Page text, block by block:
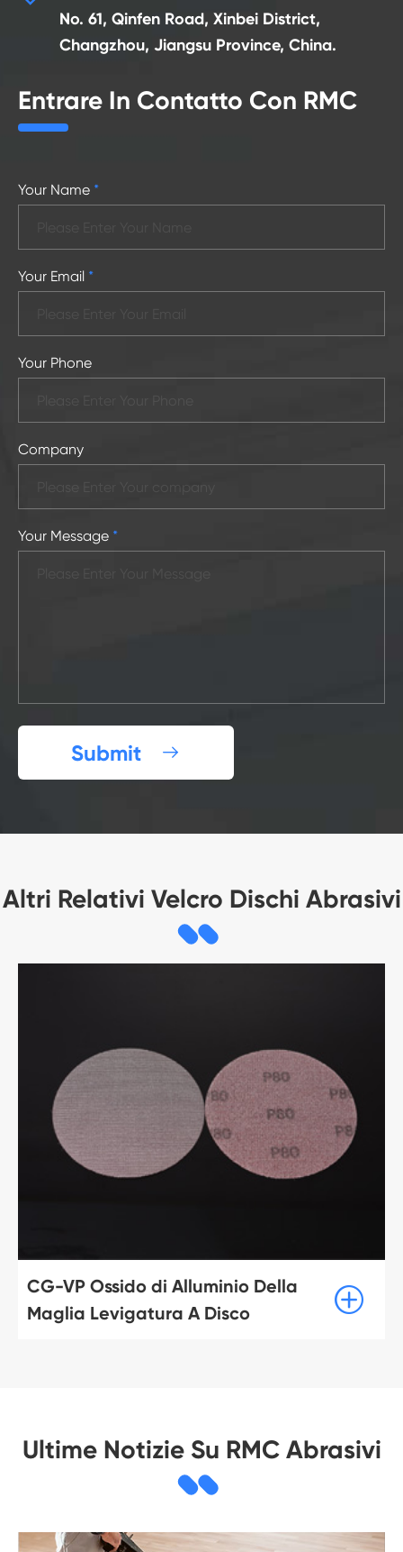
No. 61, Qinfen Road, Xinbei District,
Changzhou, Jiangsu Province, China.
Entrare In Contatto Con RMC
Your Name *
Your Email *
Your Phone
Company
Your Message *
Submit 
Altri Relativi Velcro Dischi Abrasivi
CG-VP Ossido di Alluminio Della
Maglia Levigatura A Disco

Ultime Notizie Su RMC Abrasivi